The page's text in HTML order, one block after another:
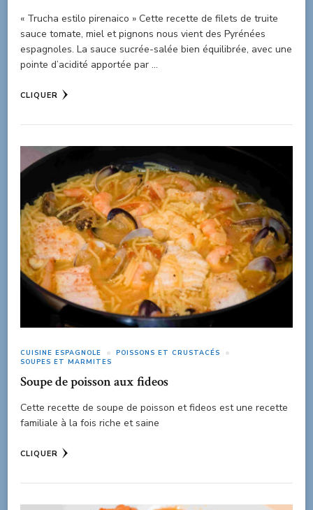
« Trucha estilo pirenaico » Cette recette de filets de truite
sauce tomate, miel et pignons nous vient des Pyrénées
espagnoles. La sauce sucrée-salée bien équilibrée, avec une
pointe d’acidité apportée par …
CLIQUER
CUISINE ESPAGNOLE
POISSONS ET CRUSTACÉS
SOUPES ET MARMITES
Soupe de poisson aux fideos
Cette recette de soupe de poisson et fideos est une recette
familiale à la fois riche et saine
CLIQUER